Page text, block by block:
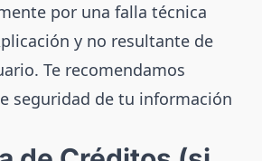
por una falla técnica
y no resultante de
Te recomendamos
seguridad de tu información